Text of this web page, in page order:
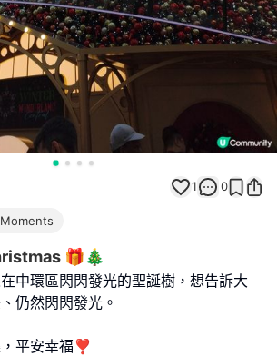
1 0
🎁🎄
中環區閃閃發光的聖誕樹，想告訴大
仍然閃閃發光。
，平安幸福❣️